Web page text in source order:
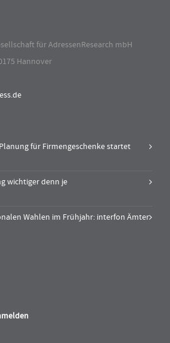
für AdressenResearch mbH
Hannover
für Firmengeschenke startet
wichtiger denn je
Wahlen im Frühjahr: interfon Ämter